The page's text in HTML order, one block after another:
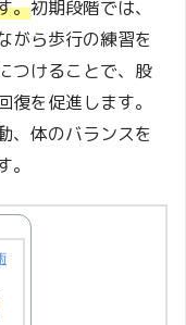
。初期段階では、
がら歩行の練習を
つけることで、股
を促進します。
、体のバランスを